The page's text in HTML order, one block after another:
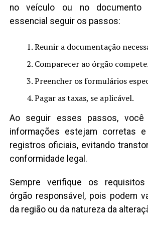
no veículo ou no documento
essencial seguir os passos:
Reunir a documentação
Comparecer ao órgão
Preencher os formulários
Pagar as taxas, se aplicável.
Ao seguir esses passos, você
informações estejam corretas
registros oficiais, evitando
conformidade legal.
Sempre verifique os
órgão responsável, pois podem
da região ou da natureza da